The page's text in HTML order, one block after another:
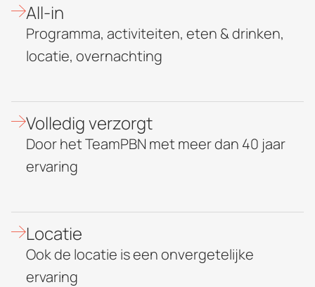
All-in
Programma, activiteiten, eten & drinken,
locatie, overnachting
Volledig verzorgt
Door het TeamPBN met meer dan 40 jaar
ervaring
Locatie
Ook de locatie is een onvergetelijke
ervaring